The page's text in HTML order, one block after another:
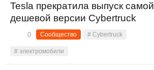
Tesla прекратила выпуск самой
дешевой версии Cybertruck
0 Сообщество # Cybertruck
# электромобили